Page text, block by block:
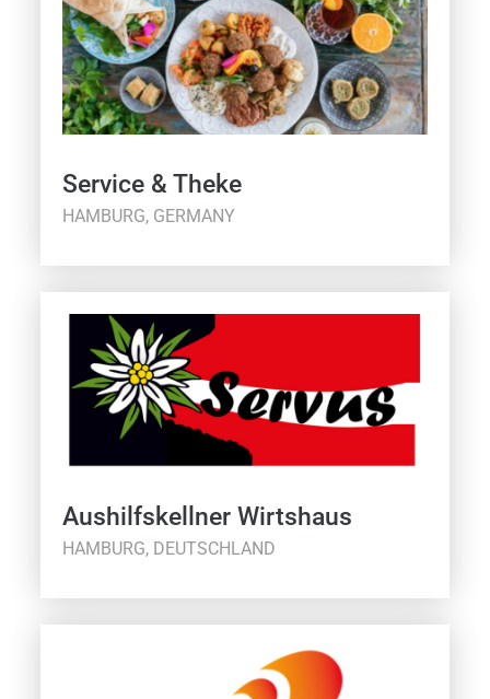
Service & Theke
HAMBURG, GERMANY
Aushilfskellner Wirtshaus
HAMBURG, DEUTSCHLAND